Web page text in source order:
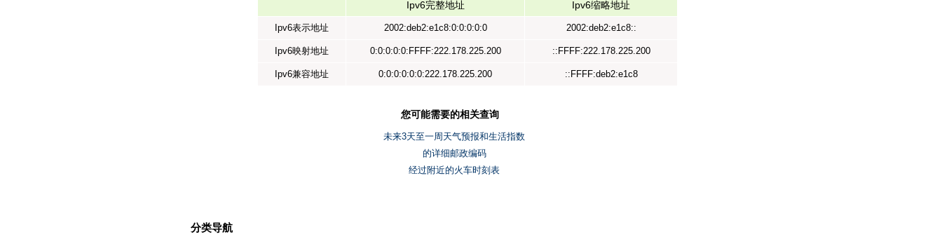
Ipv6完整地址 Ipv6缩略地址
Ipv6表示地址 2002:deb2:e1c8:0:0:0:0:0 2002:deb2:e1c8::
Ipv6映射地址 0:0:0:0:0:FFFF:222.178.225.200 ::FFFF:222.178.225.200
Ipv6兼容地址 0:0:0:0:0:0:222.178.225.200 ::FFFF:deb2:e1c8
您可能需要的相关查询
未来3天至一周天气预报和生活指数
的详细邮政编码
经过附近的火车时刻表
分类导航